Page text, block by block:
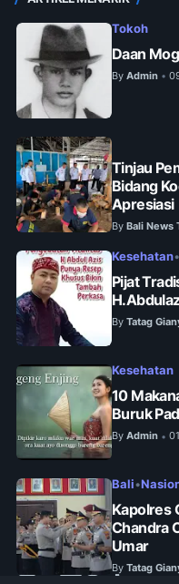
Tokoh
Daan
By Admin •
Tinjau
Bidang
Apresiasi
By Bali News
Kesehatan•
Pijat
By Tatag
Kesehatan
10
Buruk
By Admin •
Bali•
Kapolres
Chandra
Umar
By Tatag